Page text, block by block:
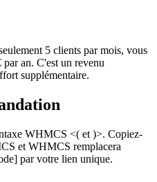
5 clients par mois, vous
an. C'est un revenu
supplémentaire.
WHMCS <( et )>. Copiez-
et WHMCS remplacera
par votre lien unique.